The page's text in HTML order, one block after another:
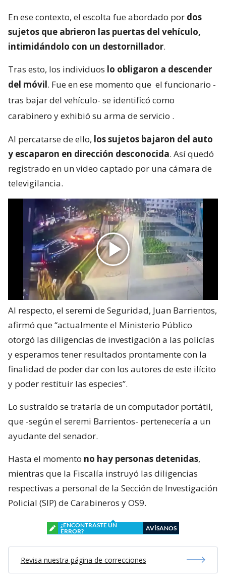
En ese contexto, el escolta fue abordado por dos
sujetos que abrieron las puertas del vehículo,
intimidándolo con un destornillador.
Tras esto, los individuos lo obligaron a descender
del móvil. Fue en ese momento que el funcionario -
tras bajar del vehículo- se identificó como
carabinero y exhibió su arma de servicio .
Al percatarse de ello, los sujetos bajaron del auto
y escaparon en dirección desconocida. Así quedó
registrado en un video captado por una cámara de
televigilancia.
Al respecto, el seremi de Seguridad, Juan Barrientos,
afirmó que “actualmente el Ministerio Público
otorgó las diligencias de investigación a las policías
y esperamos tener resultados prontamente con la
finalidad de poder dar con los autores de este ilícito
y poder restituir las especies”.
Lo sustraído se trataría de un computador portátil,
que -según el seremi Barrientos- pertenecería a un
ayudante del senador.
Hasta el momento no hay personas detenidas,
mientras que la Fiscalía instruyó las diligencias
respectivas a personal de la Sección de Investigación
Policial (SIP) de Carabineros y OS9.
¿ENCONTRASTE UN
ERROR?
AVÍSANOS
Revisa nuestra página de correcciones